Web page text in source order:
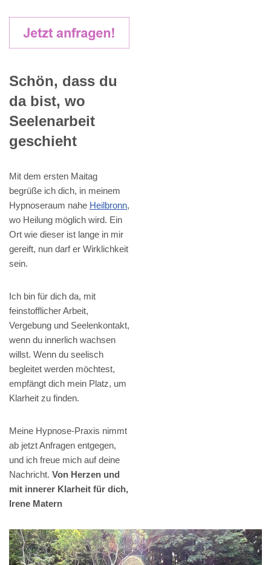
Schön, dass du
da bist, wo
Seelenarbeit
geschieht
Mit dem ersten Maitag
begrüße ich dich, in meinem
Hypnoseraum nahe Heilbronn,
wo Heilung möglich wird. Ein
Ort wie dieser ist lange in mir
gereift, nun darf er Wirklichkeit
sein.
Ich bin für dich da, mit
feinstofflicher Arbeit,
Vergebung und Seelenkontakt,
wenn du innerlich wachsen
willst. Wenn du seelisch
begleitet werden möchtest,
empfängt dich mein Platz, um
Klarheit zu finden.
Meine Hypnose-Praxis nimmt
ab jetzt Anfragen entgegen,
und ich freue mich auf deine
Nachricht. Von Herzen und
mit innerer Klarheit für dich,
Irene Matern